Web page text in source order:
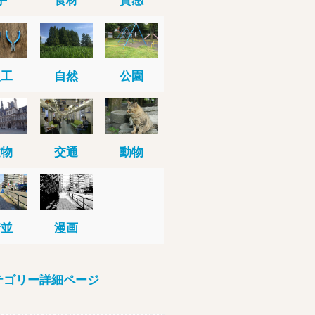
自然 公園
交通 動物
漫画
ゴリー詳細ページ